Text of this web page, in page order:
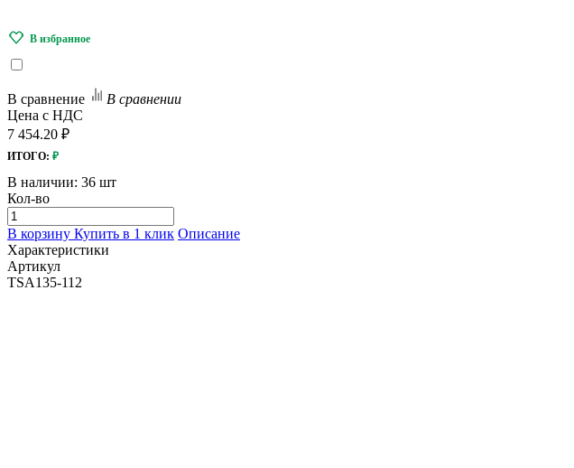
В сравнение
В сравнении
Цена с НДС
7 454.20 ₽
ИТОГО: ₽
В наличии: 36 шт
Кол-во
В корзину Купить в 1 клик Описание
Характеристики
Артикул
TSA135-112